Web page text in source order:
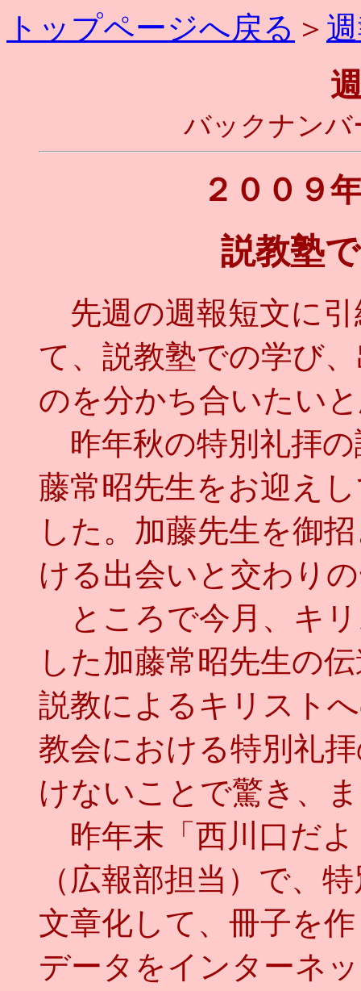
トップページへ戻る ＞
バックナンバ
２００
説教塾
先週の週報短文に引
て、説教塾での学び
のを分かち合いたい
昨年秋の特別礼拝の
藤常昭先生をお迎え
した。加藤先生を御
ける出会いと交わり
ところで今月、キ
した加藤常昭先生の
説教によるキリスト
教会における特別礼
けないことで驚き、
昨年末「西川口だよ
（広報部担当）で、
文章化して、冊子を
データをインターネ